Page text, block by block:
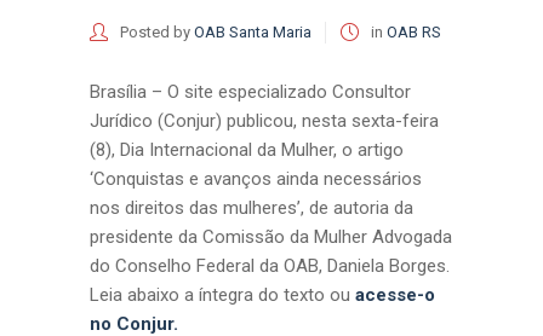
Posted by OAB Santa Maria in OAB RS
Brasília – O site especializado Consultor
Jurídico (Conjur) publicou, nesta sexta-feira
(8), Dia Internacional da Mulher, o artigo
‘Conquistas e avanços ainda necessários
nos direitos das mulheres’, de autoria da
presidente da Comissão da Mulher Advogada
do Conselho Federal da OAB, Daniela Borges.
Leia abaixo a íntegra do texto ou acesse-o
no Conjur.